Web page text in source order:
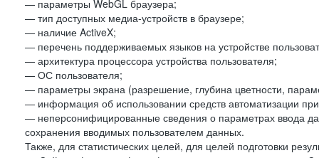
— параметры WebGL браузера;
— тип доступных медиа-устройств в браузере;
— наличие ActiveX;
— перечень поддерживаемых языков на устройстве
— архитектура процессора устройства пользователя;
— ОС пользователя;
— параметры экрана (разрешение, глубина цветности,
— информация об использовании средств автоматизации
— неперсонифицированные сведения о параметрах ввода
сохранения вводимых пользователем данных.
Также, для статистических целей, для целей подготовки